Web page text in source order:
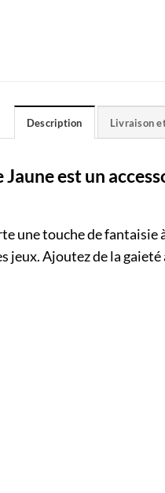
Description Livraison
est un
une touche de fantaisie
Ajoutez de la